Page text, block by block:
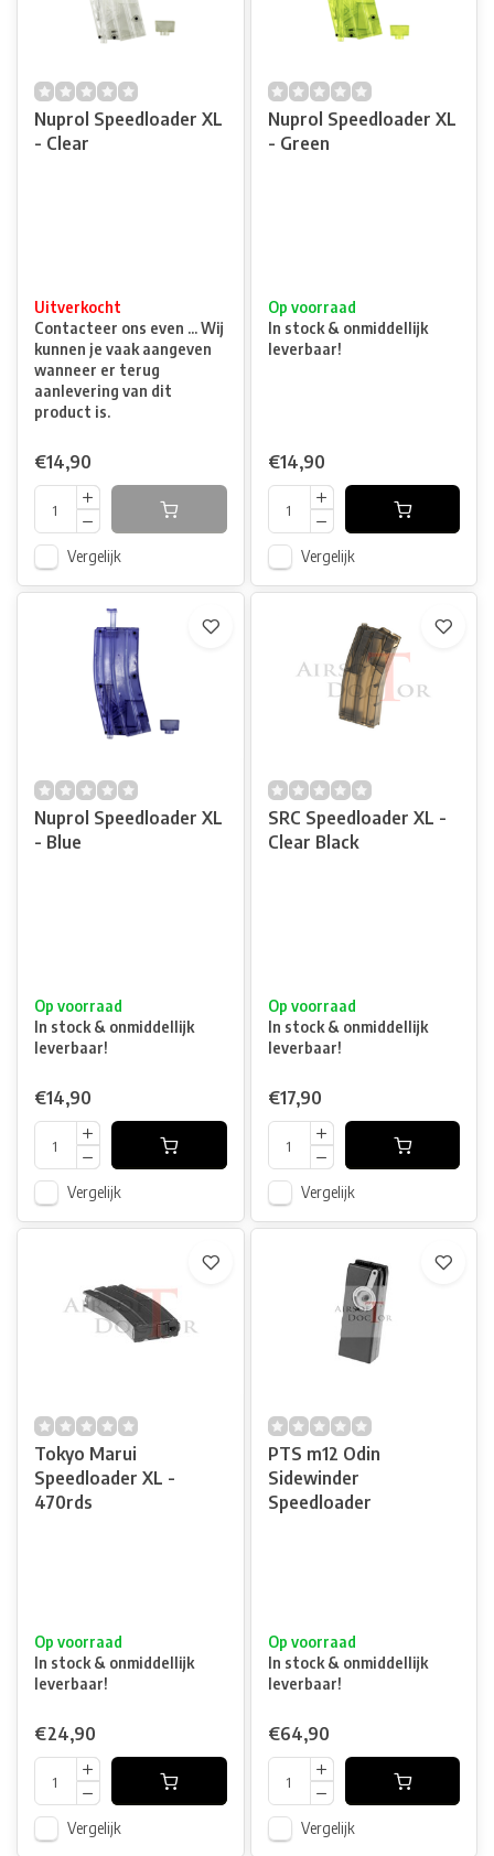
Nuprol Speedloader XL
- Clear
Uitverkocht
Contacteer ons even ... Wij
kunnen je vaak aangeven
wanneer er terug
aanlevering van dit
product is.
€14,90
Vergelijk
Nuprol Speedloader XL
- Green
Op voorraad
In stock & onmiddellijk
leverbaar!
€14,90
Vergelijk
Nuprol Speedloader XL
- Blue
Op voorraad
In stock & onmiddellijk
leverbaar!
€14,90
Vergelijk
SRC Speedloader XL -
Clear Black
Op voorraad
In stock & onmiddellijk
leverbaar!
€17,90
Vergelijk
Tokyo Marui
Speedloader XL -
470rds
Op voorraad
In stock & onmiddellijk
leverbaar!
€24,90
Vergelijk
PTS m12 Odin
Sidewinder
Speedloader
Op voorraad
In stock & onmiddellijk
leverbaar!
€64,90
Vergelijk